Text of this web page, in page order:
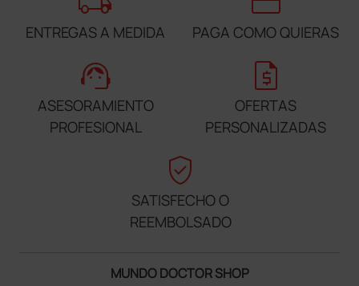
ENTREGAS A MEDIDA PAGA COMO QUIERAS
support_agent
ASESORAMIENTO
PROFESIONAL
request_quote
OFERTAS
PERSONALIZADAS
verified_user
SATISFECHO O
REEMBOLSADO
MUNDO DOCTOR SHOP